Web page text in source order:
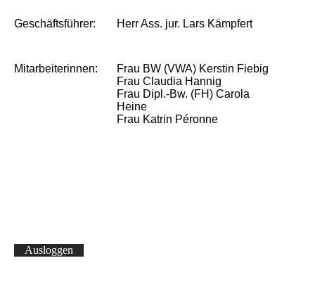
Geschäftsführer: Herr Ass. jur. Lars Kämpfert
Mitarbeiterinnen:
Frau BW (VWA) Kerstin Fiebig
Frau Claudia Hannig
Frau Dipl.-Bw. (FH) Carola
Heine
Frau Katrin Péronne
Ausloggen